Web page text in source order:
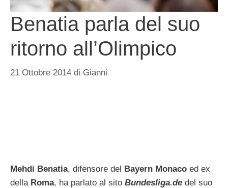
Benatia parla del suo
ritorno all’Olimpico
21 Ottobre 2014 di Gianni
Mehdi Benatia, difensore del Bayern Monaco ed ex
della Roma, ha parlato al sito Bundesliga.de del suo